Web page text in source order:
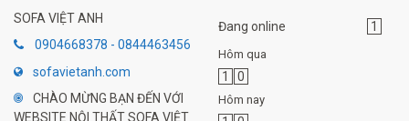
SOFA VIỆT ANH
0904668378 - 0844463456
sofavietanh.com
CHÀO MỪNG BẠN ĐẾN VỚI
WEBSITE NỘI THẤT SOFA VIỆT
Đang online 1
Hôm qua
1 0
Hôm nay